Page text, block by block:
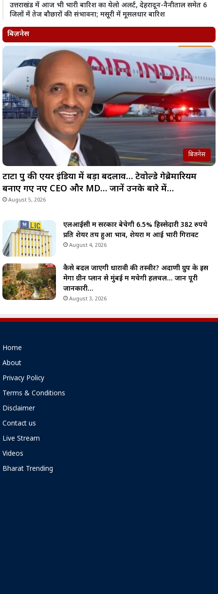
उत्तराखंड में आज भी भारी बारिश का येलो अलर्ट, देहरादून-नैनीताल समेत 6
जिलों में तेज बौछारों की संभावना; मसूरी में मूसलधार बारिश
बिज़नेस
बिज़नेस
टाटा ग्रुप की एयर इंडिया में बड़ा बदलाव… टेवोल्डे गेब्रेमारियम
बनाए गए नए CEO और MD… जानें उनके बारे में…
August 5, 2026
एलआईसी में सरकार बेचेगी 6.5% हिस्सेदारी 382 रुपये
प्रति शेयर तय हुआ भाव, शेयरों में आई भारी गिरावट
August 4, 2026
कैसे बदल जाएगी धारावी की तस्वीर? अदाणी ग्रुप के इस
मेगा ग्रीन प्लान से मुंबई में मचेगी हलचल… जानें पूरी
जानकारी…
August 3, 2026
Home
About
Privacy Policy
Terms & Conditions
Disclaimer
Contact us
Live Stream
Videos
Bharat Trending